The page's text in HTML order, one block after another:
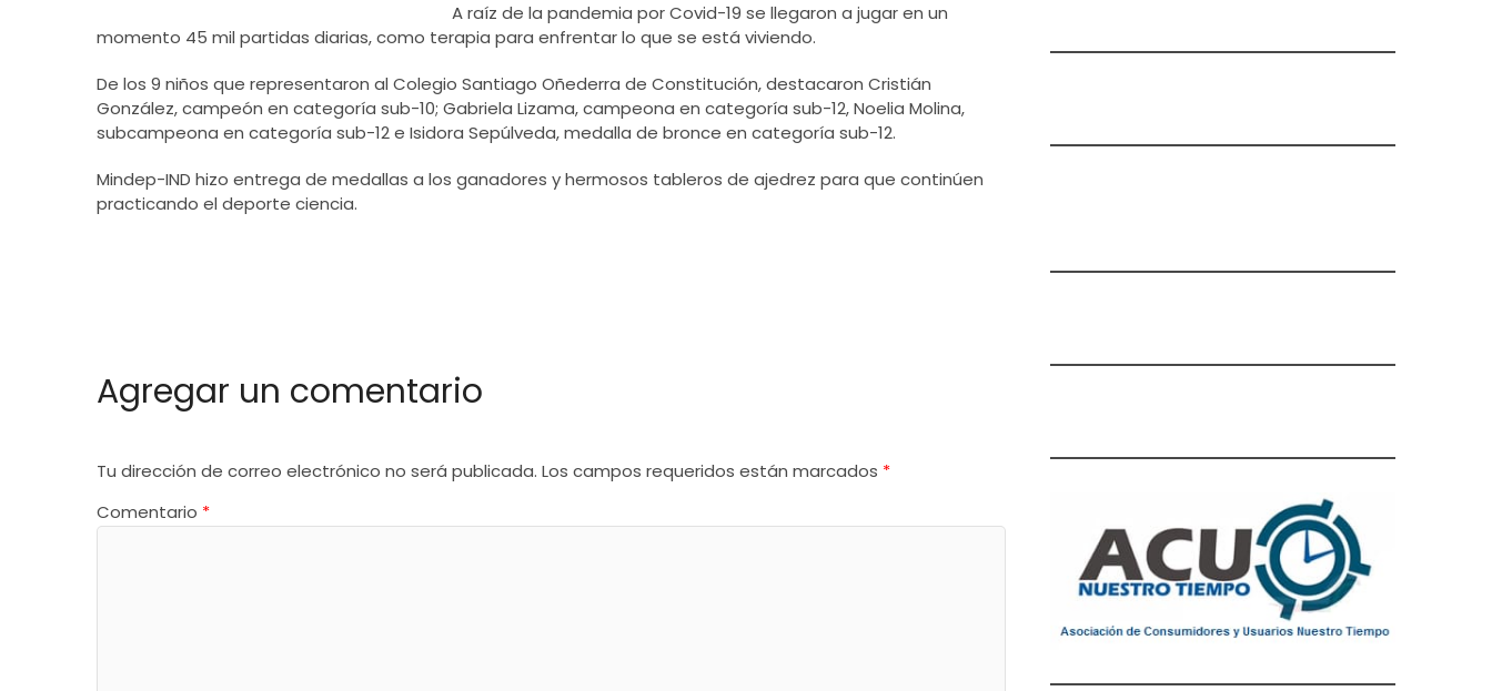
A raíz de la pandemia por Covid-19 se llegaron a jugar en un
momento 45 mil partidas diarias, como terapia para enfrentar lo que se está viviendo.
De los 9 niños que representaron al Colegio Santiago Oñederra de Constitución, destacaron Cristián
González, campeón en categoría sub-10; Gabriela Lizama, campeona en categoría sub-12, Noelia Molina,
subcampeona en categoría sub-12 e Isidora Sepúlveda, medalla de bronce en categoría sub-12.
Mindep-IND hizo entrega de medallas a los ganadores y hermosos tableros de ajedrez para que continúen
practicando el deporte ciencia.
Agregar un comentario
Tu dirección de correo electrónico no será publicada. Los campos requeridos están marcados *
Comentario *